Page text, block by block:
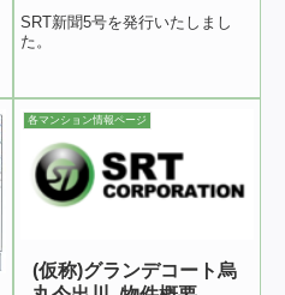
SRT新聞5号を発行いたしまし
た。
各マンション情報ページ
(仮称)グランデコート烏